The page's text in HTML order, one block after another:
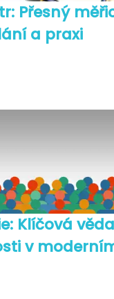
Přesný
a praxi
Klíčová
v